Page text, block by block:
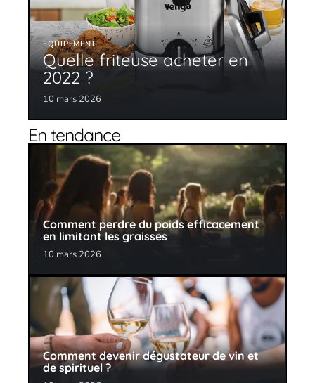
EQUIPEMENT
Quelle friteuse acheter en
2022 ?
10 mars 2026
En tendance
Comment perdre du poids efficacement
en limitant les graisses
10 mars 2026
Comment devenir dégustateur de vin et
de spirituel ?